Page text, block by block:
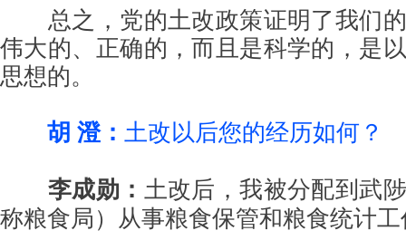
总之，党的土改政策证明了我们
伟大的、正确的，而且是科学的，是
思想的。
胡 澄： 土改以后您的经历如何？
李成勋： 土改后，我被分配到武
称粮食局）从事粮食保管和粮食统计